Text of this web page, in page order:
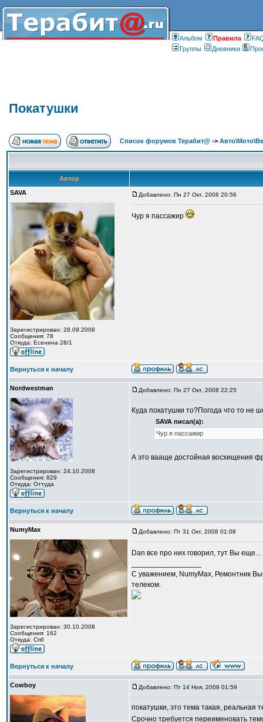
Альбом Правилa
Группы
Дневники
Покатушки
Список форумов Терабит@ ->
Автор
SAVA
Зарегистрирован: 28.09.2008
Сообщения: 78
Откуда: Есенина 28/1
Добавлено: Пн 27 Окт, 2008 20:56
Чур я пассажир
Вернуться к началу
Nordwestman
Зарегистрирован: 24.10.2008
Сообщения: 829
Откуда: Оттуда
Добавлено: Пн 27 Окт, 2008 22:25
Куда покатушки то?Погода что то не
SAVA писал(а):
Чур я пассажир
А это вааще достойная восхищения
Вернуться к началу
NumyMax
Зарегистрирован: 30.10.2008
Сообщения: 162
Откуда: Спб
Добавлено: Пт 31 Окт, 2008 01:08
Dan все про них говорил, тут Вы
С уважением, NumyMax, Ремонтник
телеком.
Вернуться к началу
Cowboy Добавлено: Пт 14 Ноя, 2008 01:59
покатушки, это тема такая, реальная
Срочно требуется переименовать